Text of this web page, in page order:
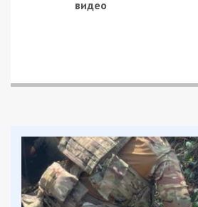
пенсію і будуть змушені
пенсійний вік для всіх
стажу ухвалено ще 2017
наполягав на підвищенні
уряду Володимира
переконати кредиторів:
вимоги до стажу, а не вік